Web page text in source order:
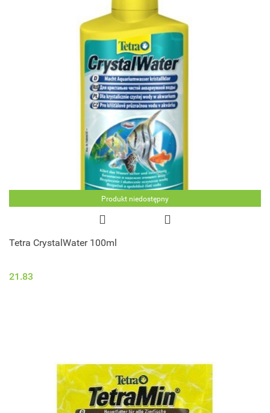
Produkt niedostępny
Tetra CrystalWater 100ml
21.83